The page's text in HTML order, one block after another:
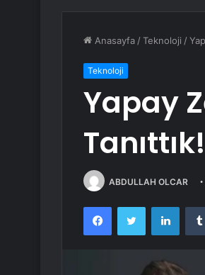
Anasayfa /Teknoloji /
Teknoloji
Yapay
Tanıttık!
ABDULLAH OLCAR
FacebookTwitter